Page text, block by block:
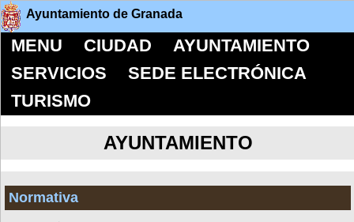
Ayuntamiento de Granada
MENU CIUDAD
AYUNTAMIENTO
SERVICIOS
SEDE ELECTRÓNICA
TURISMO
AYUNTAMIENTO
Normativa